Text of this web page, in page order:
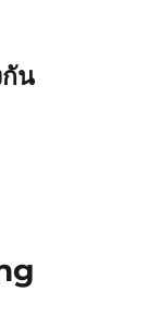
น